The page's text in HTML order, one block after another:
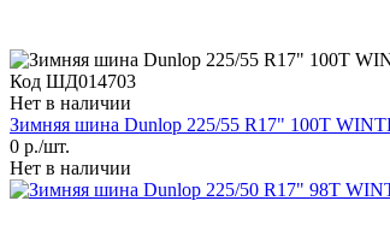
Код ШД014703
Нет в наличии
Зимняя шина Dunlop 225/55 R17" 100Т
0 р./шт.
Нет в наличии